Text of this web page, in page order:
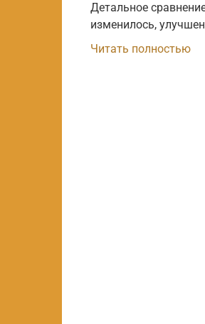
Детальное
изменилось,
Читать полностью